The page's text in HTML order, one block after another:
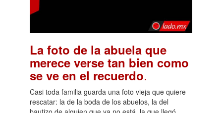
La foto de la abuela que
merece verse tan bien como
se ve en el recuerdo.
Casi toda familia guarda una foto vieja que quiere
rescatar: la de la boda de los abuelos, la del